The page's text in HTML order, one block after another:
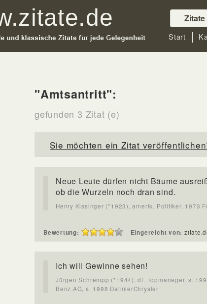
Zitate
Start
"Amtsantritt":
gefunden 3 Zitat (e)
Sie möchten ein Zitat
Neue Leute dürfen nicht Bäume
ob die Wurzeln noch dran sind.
Henry Kissinger (*1923), amerik. Politiker, 1973
Bewertung: Eingereicht von:
Ich will Gewinne sehen!
Jürgen Schrempp (*1944), dt. Topmanager, s.
Benz AG, s. 1998 DaimlerChrysler